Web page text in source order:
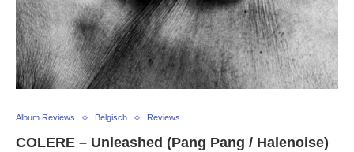
Album Reviews Belgisch Reviews
COLERE – Unleashed (Pang Pang / Halenoise)